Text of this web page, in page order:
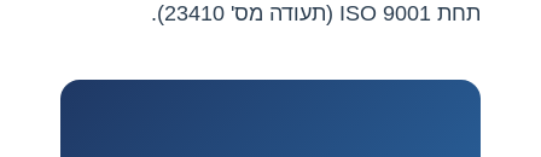
תחת ISO 9001 (תעודה מס' 23410).